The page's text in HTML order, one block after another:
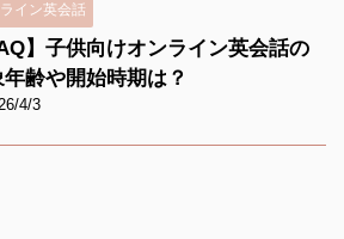
イン英会話
】子供向けオンライン英会話の
齢や開始時期は？
4/3